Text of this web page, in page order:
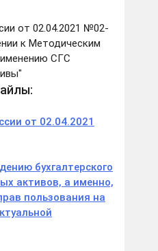
от 02.04.2021 №02-
к Методическим
СГС
от 02.04.2021
бухгалтерского
активов, а именно,
пользования на